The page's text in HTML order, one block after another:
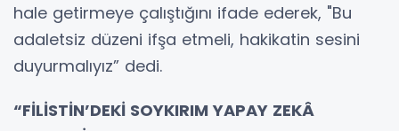
hale getirmeye çalıştığını ifade ederek, "Bu
adaletsiz düzeni ifşa etmeli, hakikatin sesini
duyurmalıyız” dedi.
“FİLİSTİN’DEKİ SOYKIRIM YAPAY ZEKÂ